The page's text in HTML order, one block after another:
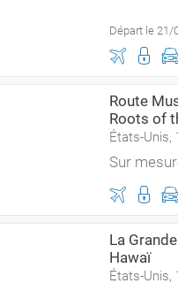
Départ le 21/
Route
Roots of
États-Unis,
Sur
La
Hawaï
États-Unis,